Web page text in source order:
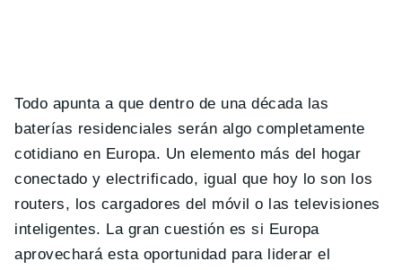
Todo apunta a que dentro de una década las
baterías residenciales serán algo completamente
cotidiano en Europa. Un elemento más del hogar
conectado y electrificado, igual que hoy lo son los
routers, los cargadores del móvil o las televisiones
inteligentes. La gran cuestión es si Europa
aprovechará esta oportunidad para liderar el